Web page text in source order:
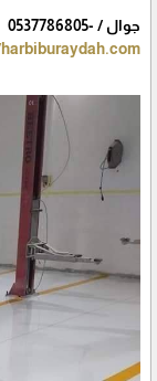
جوال / -0537786805